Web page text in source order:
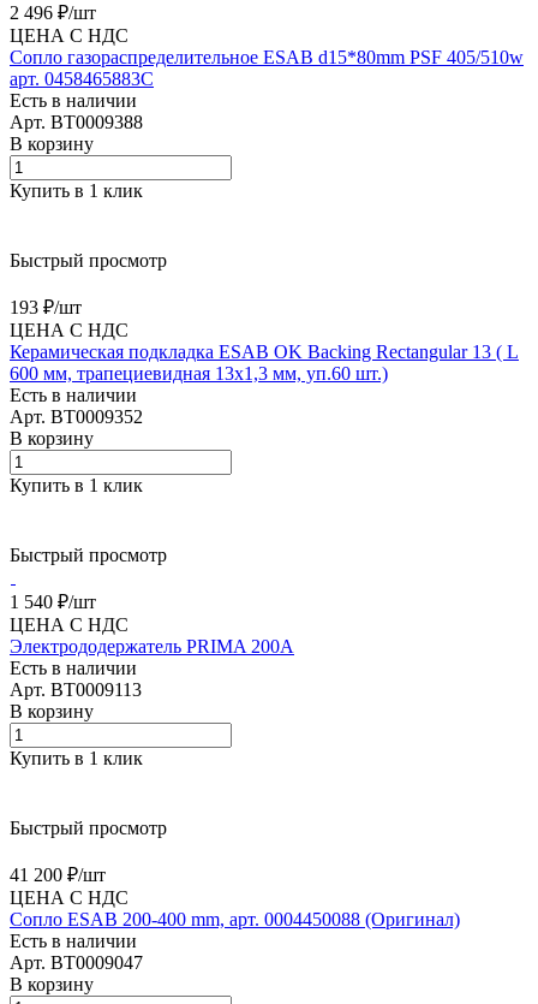
2 496 ₽/шт
ЦЕНА С НДС
Сопло газораспределительное ESAB d15*80mm PSF 405/510w
арт. 0458465883C
Есть в наличии
Арт. BT0009388
В корзину
Купить в 1 клик
Быстрый просмотр
193 ₽/шт
ЦЕНА С НДС
Керамическая подкладка ESAB OK Backing Rectangular 13 ( L
600 мм, трапециевидная 13х1,3 мм, уп.60 шт.)
Есть в наличии
Арт. BT0009352
В корзину
Купить в 1 клик
Быстрый просмотр
1 540 ₽/шт
ЦЕНА С НДС
Электрододержатель PRIMA 200А
Есть в наличии
Арт. BT0009113
В корзину
Купить в 1 клик
Быстрый просмотр
41 200 ₽/шт
ЦЕНА С НДС
Сопло ESAB 200-400 mm, арт. 0004450088 (Оригинал)
Есть в наличии
Арт. BT0009047
В корзину